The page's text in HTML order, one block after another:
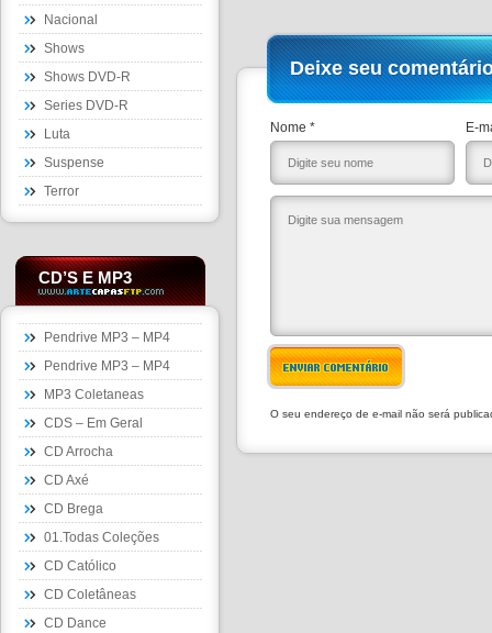
Nacional
Shows
Shows DVD-R
Series DVD-R
Luta
Suspense
Terror
CD’S E MP3
Pendrive MP3 – MP4
Pendrive MP3 – MP4
MP3 Coletaneas
CDS – Em Geral
CD Arrocha
CD Axé
CD Brega
01.Todas Coleções
CD Católico
CD Coletâneas
CD Dance
Deixe seu
Nome * E-
ENVIAR COMENTÁRIO
O seu endereço de e-mail não será